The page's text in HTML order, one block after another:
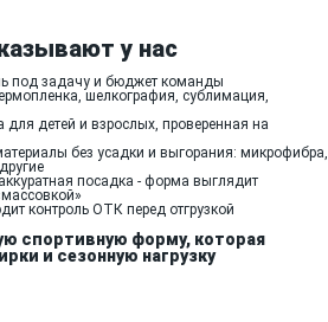
у нас
под задачу и бюджет команды
шелкография, сублимация,
для детей и взрослых, проверенная на
без усадки и выгорания: микрофибра,
посадка - форма выглядит
контроль ОТК перед отгрузкой
спортивную форму, которая
и сезонную нагрузку